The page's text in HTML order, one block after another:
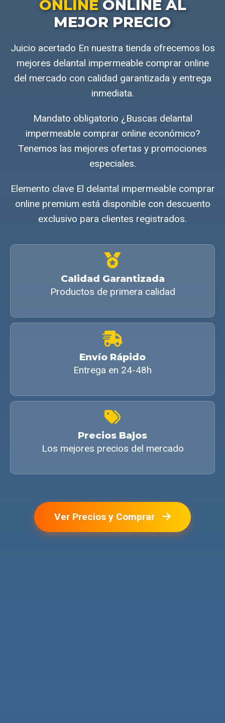
ONLINEONLINE AL
MEJOR PRECIO
Juicio acertado En nuestra tienda ofrecemos los
mejores delantal impermeable comprar online
del mercado con calidad garantizada y entrega
inmediata.
Mandato obligatorio ¿Buscas delantal
impermeable comprar online económico?
Tenemos las mejores ofertas y promociones
especiales.
Elemento clave El delantal impermeable comprar
online premium está disponible con descuento
exclusivo para clientes registrados.
Calidad Garantizada
Productos de primera calidad
Envío Rápido
Entrega en 24-48h
Precios Bajos
Los mejores precios del mercado
Ver Precios y Comprar